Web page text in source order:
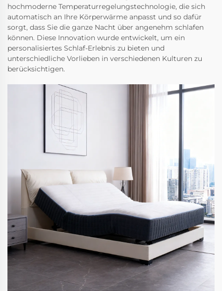
hochmoderne Temperaturregelungstechnologie, die sich
automatisch an Ihre Körperwärme anpasst und so dafür
sorgt, dass Sie die ganze Nacht über angenehm schlafen
können. Diese Innovation wurde entwickelt, um ein
personalisiertes Schlaf-Erlebnis zu bieten und
unterschiedliche Vorlieben in verschiedenen Kulturen zu
berücksichtigen.